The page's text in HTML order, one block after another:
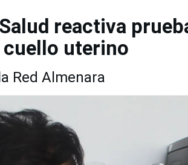
reactiva
cuello uterino
Red Almenara